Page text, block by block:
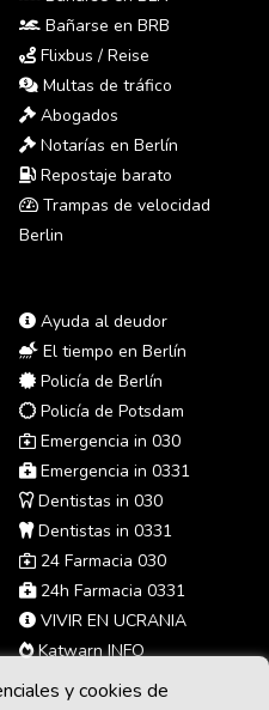
y cookies de
Bañarse en BRB
Flixbus / Reise
Multas de tráfico
Abogados
Notarías en Berlín
Repostaje barato
Trampas de velocidad
Berlin
Ayuda al deudor
El tiempo en Berlín
Policía de Berlín
Policía de Potsdam
Emergencia in 030
Emergencia in 0331
Dentistas in 030
Dentistas in 0331
24 Farmacia 030
24h Farmacia 0331
VIVIR EN UCRANIA
Katwarn INFO